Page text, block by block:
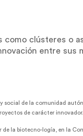
como clústeres o
entre sus
social de la comunidad
de carácter innovador.
de la biotecno-logía, en la